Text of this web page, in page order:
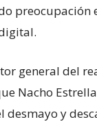
preocupación
general del
Nacho
desmayo y